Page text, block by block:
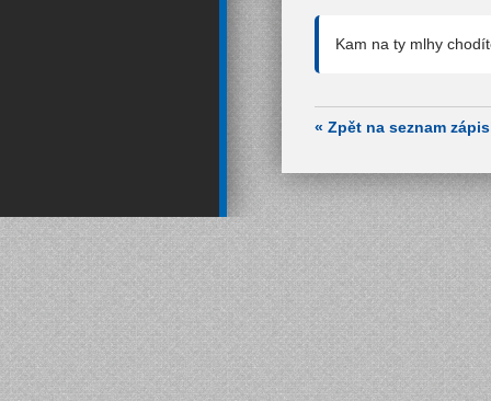
Kam na ty mlhy
« Zpět na seznam